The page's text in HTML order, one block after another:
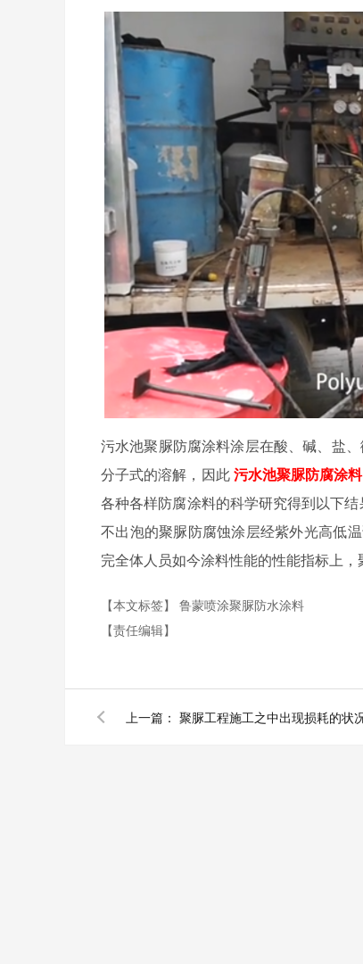
污水池聚脲防腐涂料涂层在酸、碱、盐
分子式的溶解，因此污水池聚脲防腐涂料
各种各样防腐涂料的科学研究得到以下
不出泡的聚脲防腐蚀涂层经紫外光高低
完全体人员如今涂料性能的性能指标上，
【本文标签】 鲁蒙喷涂聚脲防水涂料
【责任编辑】
上一篇：